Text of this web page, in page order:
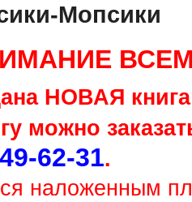
Мопсики
НОВАЯ
можно
62-31.
наложенным